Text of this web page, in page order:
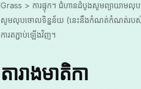
Grass > ការផ្ទុក។ ជំហានដំបូងសូមព្យាយាមលុប
សូមលុបចោលទិន្នន័យ (នេះនឹងកំណត់កំណត់របស់កម្
ការតភ្ជាប់ឡើងវិញ។
តារាងមាតិកា